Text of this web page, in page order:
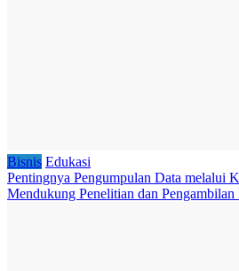
Bisnis Edukasi
Pentingnya Pengumpulan Data melalui
Mendukung Penelitian dan Pengambilan